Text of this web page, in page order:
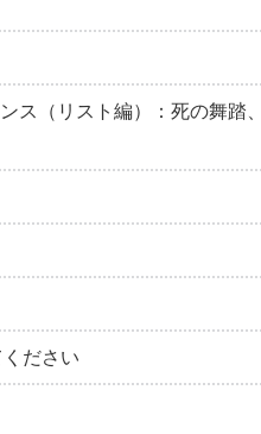
ス（リスト編）：死の舞
ださい